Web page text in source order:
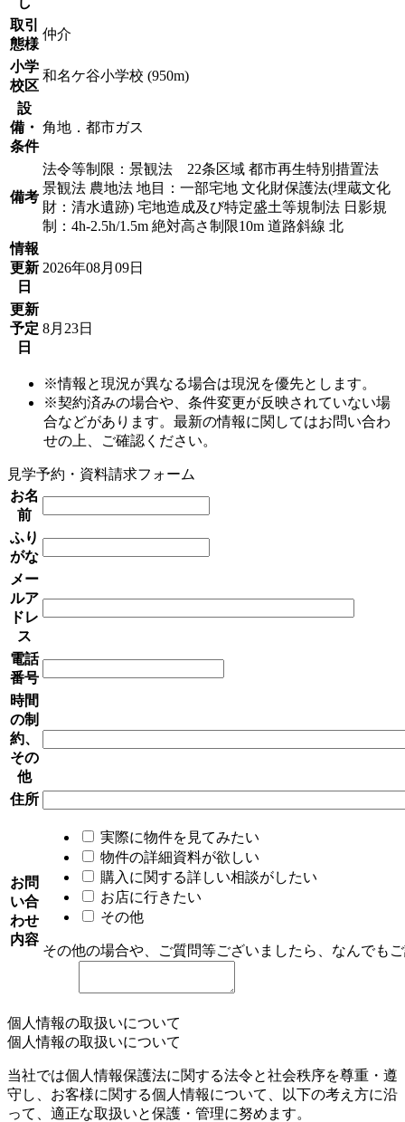
取引
態様
仲介
小学
校区
和名ケ谷小学校 (950m)
設
備・
条件
角地．都市ガス
備考
法令等制限：景観法 22条区域 都市再生特別措置法
景観法 農地法 地目：一部宅地 文化財保護法(埋蔵文化
財：清水遺跡) 宅地造成及び特定盛土等規制法 日影規
制：4h-2.5h/1.5m 絶対高さ制限10m 道路斜線 北
情報
更新
日
2026年08月09日
更新
予定
日
8月23日
※情報と現況が異なる場合は現況を優先とします。
※契約済みの場合や、条件変更が反映されていない場
合などがあります。最新の情報に関してはお問い合わ
せの上、ご確認ください。
見学予約・資料請求フォーム
お名
前
ふり
がな
メー
ルア
ドレ
ス
電話
番号
時間
の制
約、
その
他
住所
お問
い合
わせ
内容
実際に物件を見てみたい
物件の詳細資料が欲しい
購入に関する詳しい相談がしたい
お店に行きたい
その他
その他の場合や、ご質問等ございましたら、なんでも
個人情報の取扱いについて
個人情報の取扱いについて
当社では個人情報保護法に関する法令と社会秩序を尊重・遵
守し、お客様に関する個人情報について、以下の考え方に沿
って、適正な取扱いと保護・管理に努めます。